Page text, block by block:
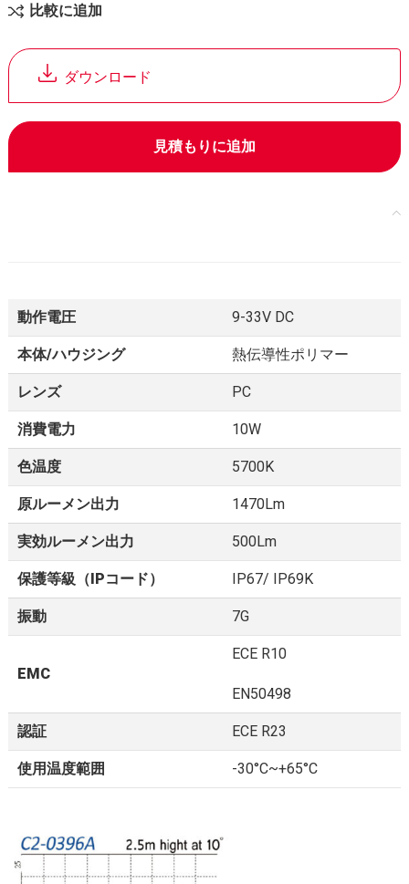
ダウンロード
比較に追加
見積もりに追加
動作電圧 9-33V DC
本体/ハウジング 熱伝導性ポリマー
レンズ PC
消費電力 10W
色温度 5700K
原ルーメン出力 1470Lm
実効ルーメン出力 500Lm
保護等級（IPコード） IP67/ IP69K
振動 7G
EMC
ECE R10
EN50498
認証 ECE R23
使用温度範囲 -30°C~+65°C